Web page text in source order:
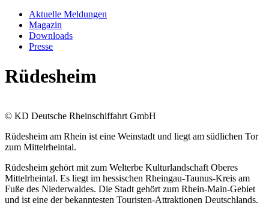
Aktuelle Meldungen
Magazin
Downloads
Presse
Rüdesheim
© KD Deutsche Rheinschiffahrt GmbH
Rüdesheim am Rhein ist eine Weinstadt und liegt am südlichen Tor
zum Mittelrheintal.
Rüdesheim gehört mit zum Welterbe Kulturlandschaft Oberes
Mittelrheintal. Es liegt im hessischen Rheingau-Taunus-Kreis am
Fuße des Niederwaldes. Die Stadt gehört zum Rhein-Main-Gebiet
und ist eine der bekanntesten Touristen-Attraktionen Deutschlands.